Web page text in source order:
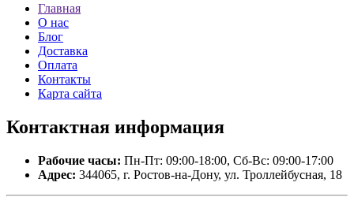
Главная
О нас
Блог
Доставка
Оплата
Контакты
Карта сайта
Контактная информация
Рабочие часы: Пн-Пт: 09:00-18:00, Сб-Вс: 09:00-17:00
Адрес: 344065, г. Ростов-на-Дону, ул. Троллейбусная, 18